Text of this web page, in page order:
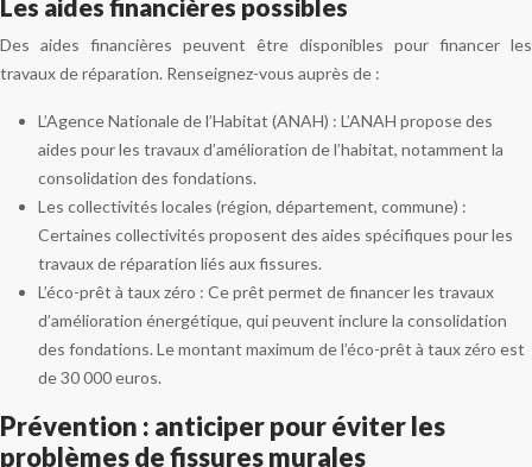
Les aides financières possibles
Des aides financières peuvent être disponibles pour financer les
travaux de réparation. Renseignez-vous auprès de :
L’Agence Nationale de l’Habitat (ANAH) : L’ANAH propose des
aides pour les travaux d’amélioration de l’habitat, notamment la
consolidation des fondations.
Les collectivités locales (région, département, commune) :
Certaines collectivités proposent des aides spécifiques pour les
travaux de réparation liés aux fissures.
L’éco-prêt à taux zéro : Ce prêt permet de financer les travaux
d’amélioration énergétique, qui peuvent inclure la consolidation
des fondations. Le montant maximum de l’éco-prêt à taux zéro est
de 30 000 euros.
Prévention : anticiper pour éviter les
problèmes de fissures murales